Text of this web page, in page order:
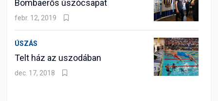
Bombaerős úszócsapat
febr. 12, 2019
ÚSZÁS
Telt ház az uszodában
dec. 17, 2018